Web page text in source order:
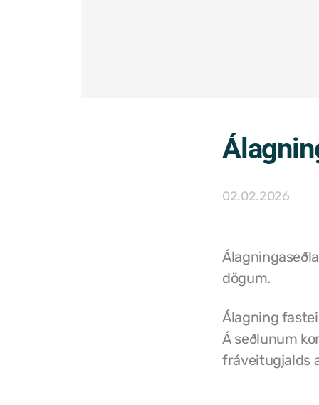
02.02.2026
dögum.
Álagning
Á seðlunum
fráveitugjalds